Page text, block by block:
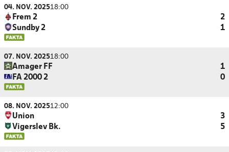
04. NOV. 202518:00
Frem 2
2
Sundby 2
1
07. NOV. 202518:00
Amager FF
1
FA 2000 2
0
08. NOV. 202512:00
Union
3
Vigerslev Bk.
5